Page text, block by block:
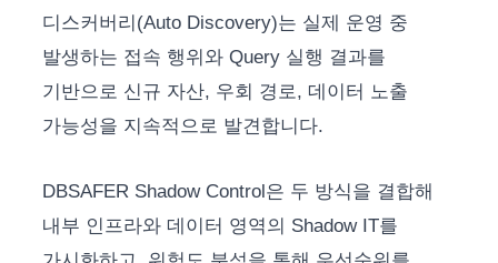
디스커버리(Auto Discovery)는 실제 운영 중
발생하는 접속 행위와 Query 실행 결과를
기반으로 신규 자산, 우회 경로, 데이터 노출
가능성을 지속적으로 발견합니다.
DBSAFER Shadow Control은 두 방식을 결합해
내부 인프라와 데이터 영역의 Shadow IT를